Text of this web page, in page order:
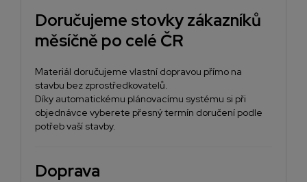
Doručujeme stovky zákazníků
měsíčně po celé ČR
Materiál doručujeme vlastní dopravou přímo na
stavbu bez zprostředkovatelů.
Díky automatickému plánovacímu systému si při
objednávce vyberete přesný termín doručení podle
potřeb vaší stavby.
Doprava